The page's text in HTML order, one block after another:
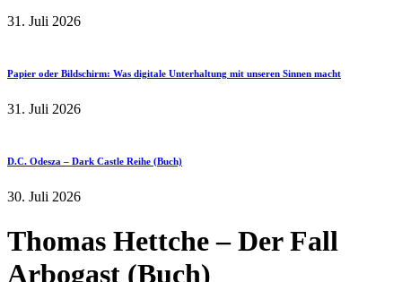
31. Juli 2026
Papier oder Bildschirm: Was digitale Unterhaltung mit unseren Sinnen macht
31. Juli 2026
D.C. Odesza – Dark Castle Reihe (Buch)
30. Juli 2026
Thomas Hettche – Der Fall
Arbogast (Buch)